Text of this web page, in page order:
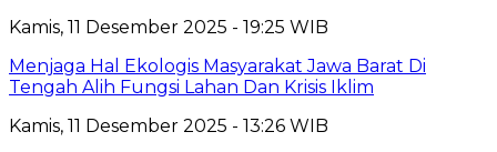
Kamis, 11 Desember 2025 - 19:25 WIB
Menjaga Hal Ekologis Masyarakat Jawa Barat Di
Tengah Alih Fungsi Lahan Dan Krisis Iklim
Kamis, 11 Desember 2025 - 13:26 WIB